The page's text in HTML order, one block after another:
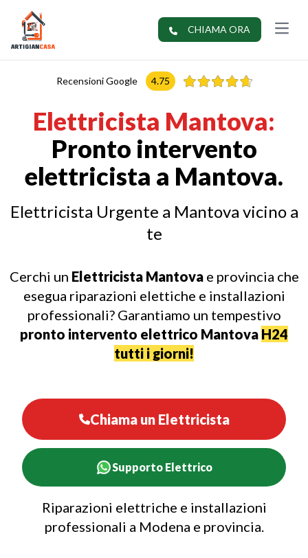
Recensioni Google 4.75
CHIAMA ORA apri
Elettricista Mantova:
Pronto intervento
elettricista a Mantova.
Elettricista Urgente a Mantova vicino a
te
Cerchi un Elettricista Mantova e provincia che
esegua riparazioni elettiche e installazioni
professionali? Garantiamo un tempestivo
pronto intervento elettrico Mantova H24
tutti i giorni!
Chiama un Elettricista
Supporto Elettrico
Riparazioni elettriche e installazioni
professionali a Modena e provincia.